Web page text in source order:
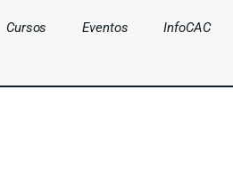
Cursos Eventos InfoCAC